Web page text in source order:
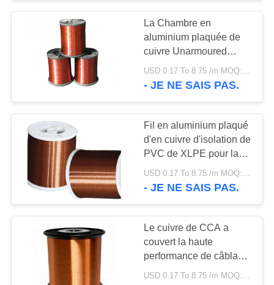
Câble
d'instrumentation
protégé
36
basse fumée câble
nul d'halogène
88
La Chambre en
aluminium plaquée de
cuivre Unarmoured
câblant le
PVC/polyoléfine a
- JE NE SAIS PAS.
Fil en aluminium plaqué
d'en cuivre d'isolation de
PVC de XLPE pour la
transmission de courant
électrique
USD 0.17 To 8.75 /m MOQ:500m
- JE NE SAIS PAS.
Le cuivre de CCA a
couvert la haute
performance de câblage
en aluminium n'importe
USD 0.17 To 8.75 /m MOQ:500m